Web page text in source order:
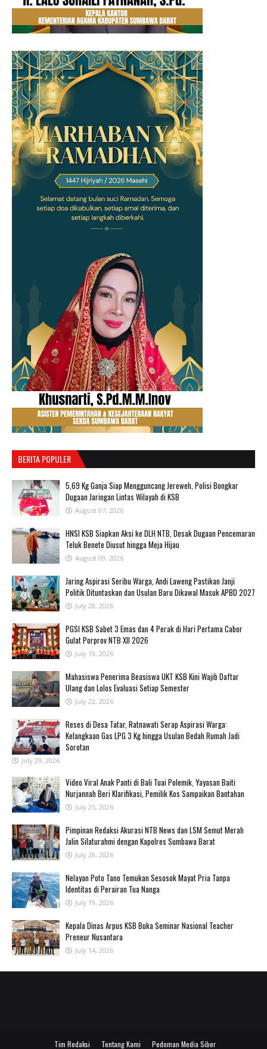
BERITA POPULER
‎5,69 Kg Ganja Siap Mengguncang Jereweh, Polisi Bongkar
Dugaan Jaringan Lintas Wilayah di KSB ‎
August 07, 2026
‎HNSI KSB Siapkan Aksi ke DLH NTB, Desak Dugaan Pencemaran
Teluk Benete Diusut hingga Meja Hijau
August 09, 2026
Jaring Aspirasi Seribu Warga, Andi Laweng Pastikan Janji
Politik Dituntaskan dan Usulan Baru Dikawal Masuk APBD 2027
July 28, 2026
PGSI KSB Sabet 3 Emas dan 4 Perak di Hari Pertama Cabor
Gulat Porprov NTB XII 2026 ‎
July 19, 2026
Mahasiswa Penerima Beasiswa UKT KSB Kini Wajib Daftar
Ulang dan Lolos Evaluasi Setiap Semester
July 22, 2026
Reses di Desa Tatar, Ratnawati Serap Aspirasi Warga:
Kelangkaan Gas LPG 3 Kg hingga Usulan Bedah Rumah Jadi
Sorotan
July 29, 2026
‎Video Viral Anak Panti di Bali Tuai Polemik, Yayasan Baiti
Nurjannah Beri Klarifikasi, Pemilik Kos Sampaikan Bantahan ‎
July 25, 2026
Pimpinan Redaksi Akurasi NTB News dan LSM Semut Merah
Jalin Silaturahmi dengan Kapolres Sumbawa Barat
July 28, 2026
‎Nelayan Poto Tano Temukan Sesosok Mayat Pria Tanpa
Identitas di Perairan Tua Nanga ‎
July 19, 2026
Kepala Dinas Arpus KSB Buka Seminar Nasional Teacher
Preneur Nusantara
July 14, 2026
Tim Redaksi Tentang Kami Pedoman Media Siber